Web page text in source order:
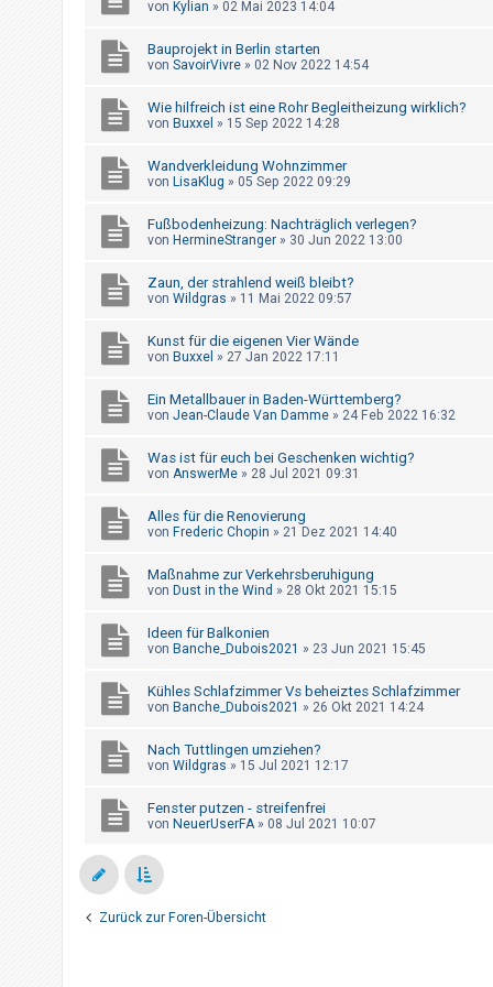
von Kylian » 02 Mai 2023 14:04
Bauprojekt in Berlin starten
von SavoirVivre » 02 Nov 2022 14:54
Wie hilfreich ist eine Rohr Begleitheizung wirklich?
von Buxxel » 15 Sep 2022 14:28
Wandverkleidung Wohnzimmer
von LisaKlug » 05 Sep 2022 09:29
Fußbodenheizung: Nachträglich verlegen?
von HermineStranger » 30 Jun 2022 13:00
Zaun, der strahlend weiß bleibt?
von Wildgras » 11 Mai 2022 09:57
Kunst für die eigenen Vier Wände
von Buxxel » 27 Jan 2022 17:11
Ein Metallbauer in Baden-Württemberg?
von Jean-Claude Van Damme » 24 Feb 2022 16:32
Was ist für euch bei Geschenken wichtig?
von AnswerMe » 28 Jul 2021 09:31
Alles für die Renovierung
von Frederic Chopin » 21 Dez 2021 14:40
Maßnahme zur Verkehrsberuhigung
von Dust in the Wind » 28 Okt 2021 15:15
Ideen für Balkonien
von Banche_Dubois2021 » 23 Jun 2021 15:45
Kühles Schlafzimmer Vs beheiztes Schlafzimmer
von Banche_Dubois2021 » 26 Okt 2021 14:24
Nach Tuttlingen umziehen?
von Wildgras » 15 Jul 2021 12:17
Fenster putzen - streifenfrei
von NeuerUserFA» 08 Jul 2021 10:07
Zurück zur Foren-Übersicht